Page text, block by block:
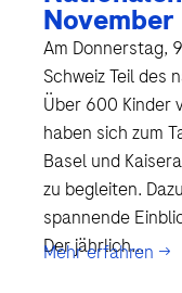
November
Am Donnerstag,
Schweiz Teil des
Über 600 Kinder
haben sich zum
Basel und
zu begleiten.
spannende
Der jährlich...
Mehr erfahren →